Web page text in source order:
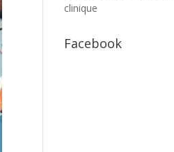
clinique
Facebook